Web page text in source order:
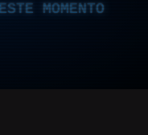
MOMENTO